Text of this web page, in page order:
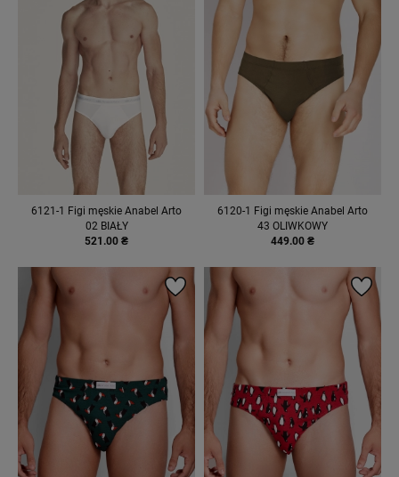
6121-1 Figi męskie Anabel Arto
02 BIAŁY
521.00 ₴
6120-1 Figi męskie Anabel Arto
43 OLIWKOWY
449.00 ₴